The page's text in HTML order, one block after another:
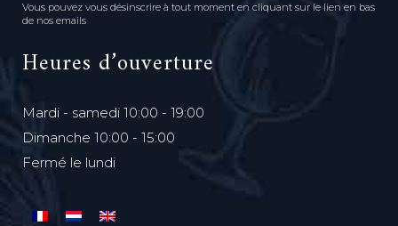
Vous pouvez vous désinscrire à tout moment en cliquant sur le lien en bas
de nos emails
Heures d’ouverture
Mardi - samedi 10:00 - 19:00
Dimanche 10:00 - 15:00
Fermé le lundi